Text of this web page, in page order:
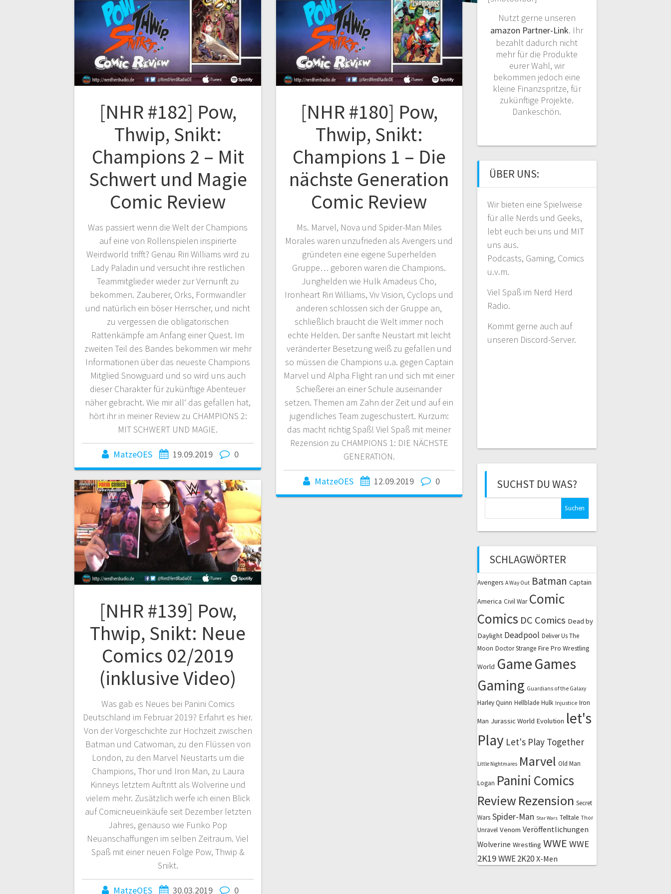
[NHR #182] Pow,
Thwip, Snikt:
Champions 2 – Mit
Schwert und Magie
Comic Review
Was passiert wenn die Welt der Champions
auf eine von Rollenspielen inspirierte
Weirdworld trifft? Genau Riri Williams wird zu
Lady Paladin und versucht ihre restlichen
Teammitglieder wieder zur Vernunft zu
bekommen. Zauberer, Orks, Formwandler
und natürlich ein böser Herrscher, und nicht
zu vergessen die obligatorischen
Rattenkämpfe am Anfang einer Quest. Im
zweiten Teil des Bandes bekommen wir mehr
Informationen über das neueste Champions
Mitglied Snowguard und so wird uns auch
dieser Charakter für zukünftige Abenteuer
näher gebracht. Wie mir all‘ das gefallen hat,
hört ihr in meiner Review zu CHAMPIONS 2:
MIT SCHWERT UND MAGIE.
MatzeOES 19.09.2019 0
[NHR #180] Pow,
Thwip, Snikt:
Champions 1 – Die
nächste Generation
Comic Review
Ms. Marvel, Nova und Spider-Man Miles
Morales waren unzufrieden als Avengers und
gründeten eine eigene Superhelden
Gruppe… geboren waren die Champions.
Junghelden wie Hulk Amadeus Cho,
Ironheart Riri Williams, Viv Vision, Cyclops und
anderen schlossen sich der Gruppe an,
schließlich braucht die Welt immer noch
echte Helden. Der sanfte Neustart mit leicht
veränderter Besetzung weiß zu gefallen und
so müssen die Champions u.a. gegen Captain
Marvel und Alpha Flight ran und sich mit einer
Schießerei an einer Schule auseinander
setzen. Themen am Zahn der Zeit und auf ein
jugendliches Team zugeschustert. Kurzum:
das macht richtig Spaß! Viel Spaß mit meiner
Rezension zu CHAMPIONS 1: DIE NÄCHSTE
GENERATION.
MatzeOES 12.09.2019 0
[NHR #139] Pow,
Thwip, Snikt: Neue
Comics 02/2019
(inklusive Video)
Was gab es Neues bei Panini Comics
Deutschland im Februar 2019? Erfahrt es hier.
Von der Vorgeschichte zur Hochzeit zwischen
Batman und Catwoman, zu den Flüssen von
London, zu den Marvel Neustarts um die
Champions, Thor und Iron Man, zu Laura
Kinneys letztem Auftritt als Wolverine und
vielem mehr. Zusätzlich werfe ich einen Blick
auf Comicneueinkäufe seit Dezember letzten
Jahres, genauso wie Funko Pop
Neuanschaffungen im selben Zeitraum. Viel
Spaß mit einer neuen Folge Pow, Thwip &
Snikt.
MatzeOES 30.03.2019 0
Nutzt gerne unseren
amazon Partner-Link. Ihr
bezahlt dadurch nicht
mehr für die Produkte
eurer Wahl, wir
bekommen jedoch eine
kleine Finanzspritze, für
zukünftige Projekte.
Dankeschön.
ÜBER UNS:
Wir bieten eine Spielweise
für alle Nerds und Geeks,
lebt euch bei uns und MIT
uns aus.
Podcasts, Gaming, Comics
u.v.m.
Viel Spaß im Nerd Herd
Radio.
Kommt gerne auch auf
unseren Discord-Server.
SUCHST DU WAS?
SCHLAGWÖRTER
Avengers A Way Out Batman Captain
America Civil War Comic
Comics DC Comics Dead by
Daylight Deadpool Deliver Us The
Moon Doctor Strange Fire Pro Wrestling
World GameGames
Gaming Guardians of the Galaxy
Harley Quinn Hellblade Hulk Injustice Iron
Man Jurassic World Evolution let's
Play Let's Play Together
Little Nightmares Marvel Old Man
Logan Panini Comics
Review Rezension Secret
Wars Spider-Man Star Wars Telltale Thor
Unravel Venom Veröffentlichungen
Wolverine Wrestling WWE WWE
2K19WWE 2K20 X-Men